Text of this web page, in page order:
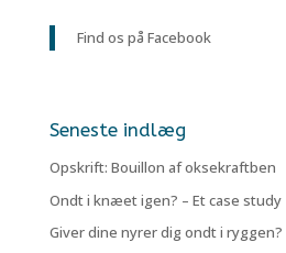
Find os på Facebook
Seneste indlæg
Opskrift: Bouillon af oksekraftben
Ondt i knæet igen? – Et case study
Giver dine nyrer dig ondt i ryggen?